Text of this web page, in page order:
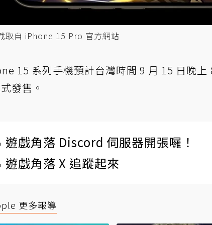
取自 iPhone 15 Pro 官方網站
15 系列手機預計台灣時間 9 月 15 日晚
發售。
遊戲角落 Discord 伺服器開張囉！
遊戲角落 X 追蹤起來
更多報導